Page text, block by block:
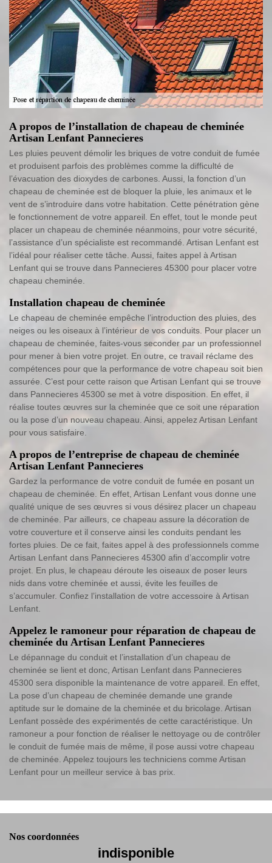
A propos de l’installation de chapeau de cheminée
Artisan Lenfant Pannecieres
Les pluies peuvent démolir les briques de votre conduit de fumée
et produisent parfois des problèmes comme la difficulté de
l’évacuation des dioxydes de carbones. Aussi, la fonction d’un
chapeau de cheminée est de bloquer la pluie, les animaux et le
vent de s’introduire dans votre habitation. Cette pénétration gène
le fonctionnement de votre appareil. En effet, tout le monde peut
placer un chapeau de cheminée néanmoins, pour votre sécurité,
l’assistance d’un spécialiste est recommandé. Artisan Lenfant est
l’idéal pour réaliser cette tâche. Aussi, faites appel à Artisan
Lenfant qui se trouve dans Pannecieres 45300 pour placer votre
chapeau cheminée.
Installation chapeau de cheminée
Le chapeau de cheminée empêche l’introduction des pluies, des
neiges ou les oiseaux à l’intérieur de vos conduits. Pour placer un
chapeau de cheminée, faites-vous seconder par un professionnel
pour mener à bien votre projet. En outre, ce travail réclame des
compétences pour que la performance de votre chapeau soit bien
assurée. C’est pour cette raison que Artisan Lenfant qui se trouve
dans Pannecieres 45300 se met à votre disposition. En effet, il
réalise toutes œuvres sur la cheminée que ce soit une réparation
ou la pose d’un nouveau chapeau. Ainsi, appelez Artisan Lenfant
pour vous satisfaire.
A propos de l’entreprise de chapeau de cheminée
Artisan Lenfant Pannecieres
Gardez la performance de votre conduit de fumée en posant un
chapeau de cheminée. En effet, Artisan Lenfant vous donne une
qualité unique de ses œuvres si vous désirez placer un chapeau
de cheminée. Par ailleurs, ce chapeau assure la décoration de
votre couverture et il conserve ainsi les conduits pendant les
fortes pluies. De ce fait, faites appel à des professionnels comme
Artisan Lenfant dans Pannecieres 45300 afin d’accomplir votre
projet. En plus, le chapeau déroute les oiseaux de poser leurs
nids dans votre cheminée et aussi, évite les feuilles de
s’accumuler. Confiez l’installation de votre accessoire à Artisan
Lenfant.
Appelez le ramoneur pour réparation de chapeau de
cheminée du Artisan Lenfant Pannecieres
Le dépannage du conduit et l’installation d’un chapeau de
cheminée se lient et donc, Artisan Lenfant dans Pannecieres
45300 sera disponible la maintenance de votre appareil. En effet,
La pose d’un chapeau de cheminée demande une grande
aptitude sur le domaine de la cheminée et du bricolage. Artisan
Lenfant possède des expérimentés de cette caractéristique. Un
ramoneur a pour fonction de réaliser le nettoyage ou de contrôler
le conduit de fumée mais de même, il pose aussi votre chapeau
de cheminée. Appelez toujours les techniciens comme Artisan
Lenfant pour un meilleur service à bas prix.
Nos coordonnées
indisponible